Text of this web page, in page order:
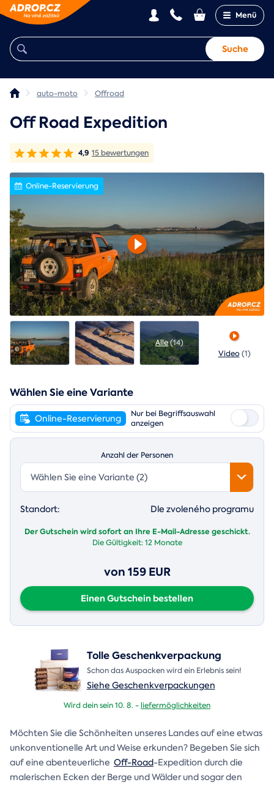
Menü
Suche
auto-moto Offroad
Off Road Expedition
4,9 15 bewertungen
Online-Reservierung
Alle(14)
Video (1)
Wählen Sie eine Variante
Online-Reservierung
Nur bei Begriffsauswahl
anzeigen
Anzahl der Personen
Wählen Sie eine Variante (2)
Standort: Dle zvoleného programu
Der Gutschein wird sofort an Ihre E-Mail-Adresse geschickt.
Die Gültigkeit:12 Monate
von 159 EUR
Einen Gutschein bestellen
Tolle Geschenkverpackung
Schon das Auspacken wird ein Erlebnis sein!
Siehe Geschenkverpackungen
Wird dein sein 10. 8. -liefermöglichkeiten
Möchten Sie die Schönheiten unseres Landes auf eine etwas
unkonventionelle Art und Weise erkunden? Begeben Sie sich
auf eine abenteuerliche Off-Road-Expedition durch die
malerischen Ecken der Berge und Wälder und sogar den